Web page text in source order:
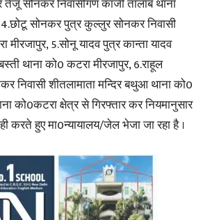
सोनकर पुत्र कुल्लुर सोनकर निवासी
मीरजापुर, 5.सोनू यादव पुत्र कान्ता यादव
थाना को0 कटरा मीरजापुर, 6.राहूल
निवासी शीतलामाता मन्दिर बथुआ थाना को0
को0कटरा क्षेत्र से गिरफ्तार कर नियमानुसार
करते हुए मा0न्यायालय/जेल भेजा जा रहा है ।